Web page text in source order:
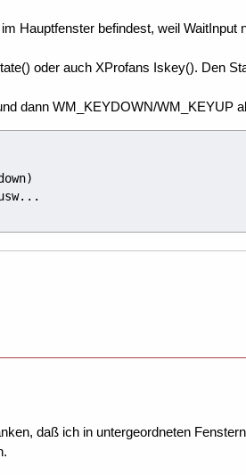
Hauptfenster befindest, weil
oder auch XProfans Iskey(). Den
dann WM_KEYDOWN/WM_KEYUP
daß ich in untergeordneten